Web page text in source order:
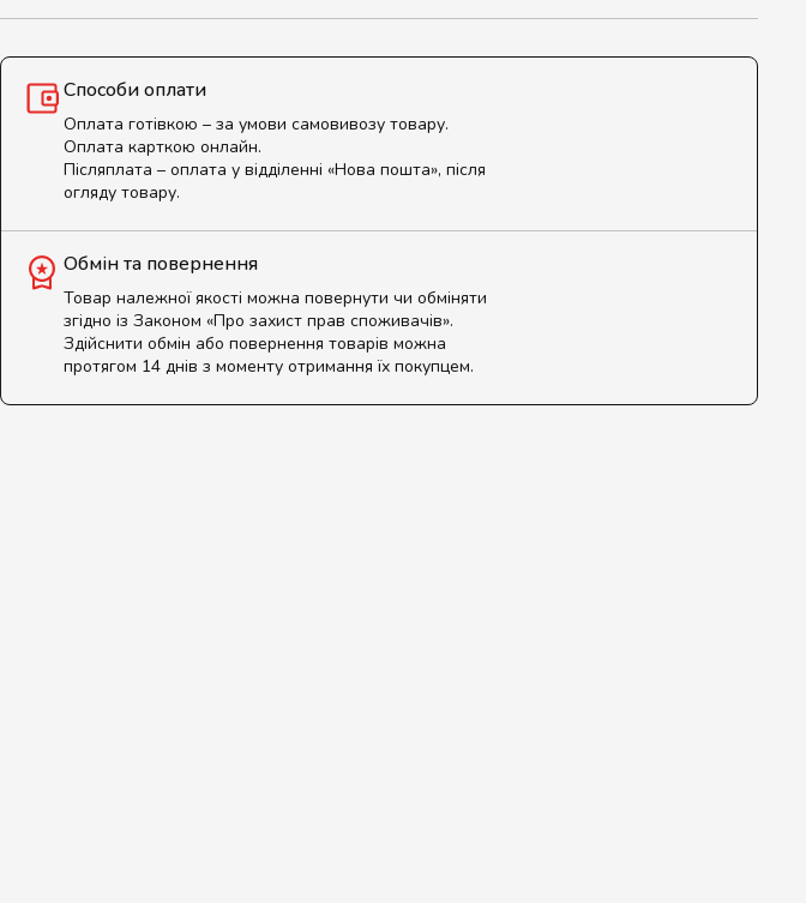
Способи оплати
Оплата готівкою – за умови самовивозу товару.
Оплата карткою онлайн.
Післяплата – оплата у відділенні «Нова пошта», після
огляду товару.
Обмін та повернення
Товар належної якості можна повернути чи обміняти
згідно із Законом «Про захист прав споживачів».
Здійснити обмін або повернення товарів можна
протягом 14 днів з моменту отримання їх покупцем.